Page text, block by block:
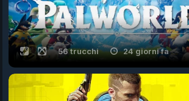
56 trucchi 24 giorni fa